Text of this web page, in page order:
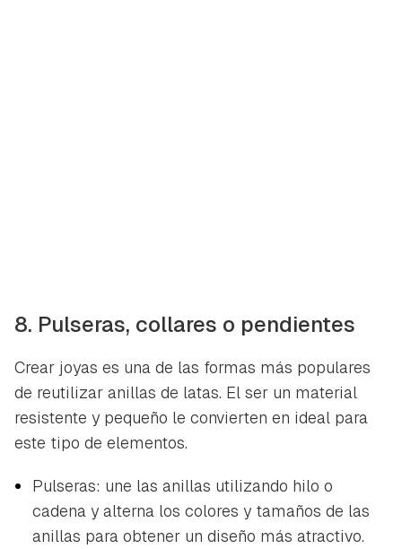
8. Pulseras, collares o pendientes
Crear joyas es una de las formas más populares
de reutilizar anillas de latas. El ser un material
resistente y pequeño le convierten en ideal para
este tipo de elementos.
Pulseras: une las anillas utilizando hilo o
cadena y alterna los colores y tamaños de las
anillas para obtener un diseño más atractivo.